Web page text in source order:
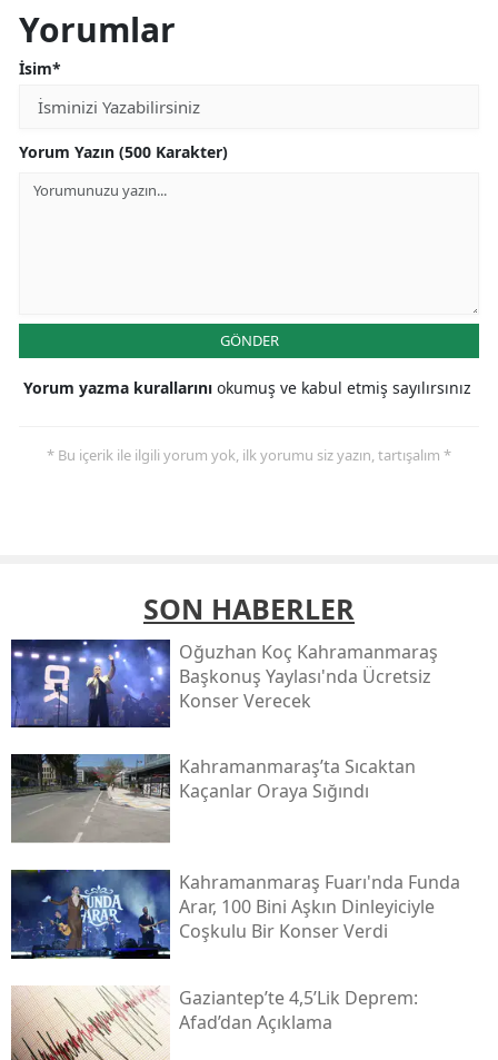
Yorumlar
İsim*
Yorum Yazın (500 Karakter)
GÖNDER
Yorum yazma kurallarını okumuş ve kabul etmiş sayılırsınız
* Bu içerik ile ilgili yorum yok, ilk yorumu siz yazın, tartışalım *
SON HABERLER
Oğuzhan Koç Kahramanmaraş
Başkonuş Yaylası'nda Ücretsiz
Konser Verecek
Kahramanmaraş’ta Sıcaktan
Kaçanlar Oraya Sığındı
Kahramanmaraş Fuarı'nda Funda
Arar, 100 Bini Aşkın Dinleyiciyle
Coşkulu Bir Konser Verdi
Gaziantep’te 4,5’lik Deprem:
Afad’dan Açıklama